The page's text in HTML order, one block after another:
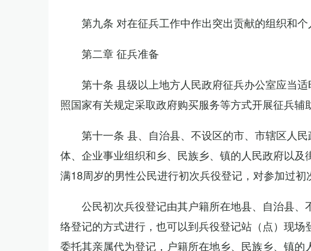
第九条 对在征兵工作中作出突出贡献的组织和
第二章 征兵准备
第十条 县级以上地方人民政府征兵办公室应当
照国家有关规定采取政府购买服务等方式开展征兵辅
第十一条 县、自治县、不设区的市、市辖区人
体、企业事业组织和乡、民族乡、镇的人民政府以
满18周岁的男性公民进行初次兵役登记，对参加过初
公民初次兵役登记由其户籍所在地县、自治县
络登记的方式进行，也可以到兵役登记站（点）现
委托其亲属代为登记，户籍所在地乡、民族乡、镇的